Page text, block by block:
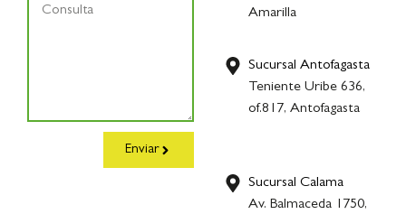
Enviar
Amarilla
Sucursal Antofagasta
Teniente Uribe 636,
of.817, Antofagasta
Sucursal Calama
Av. Balmaceda 1750,